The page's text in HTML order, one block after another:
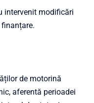
intervenit modificări
de motorină
aferentă perioadei